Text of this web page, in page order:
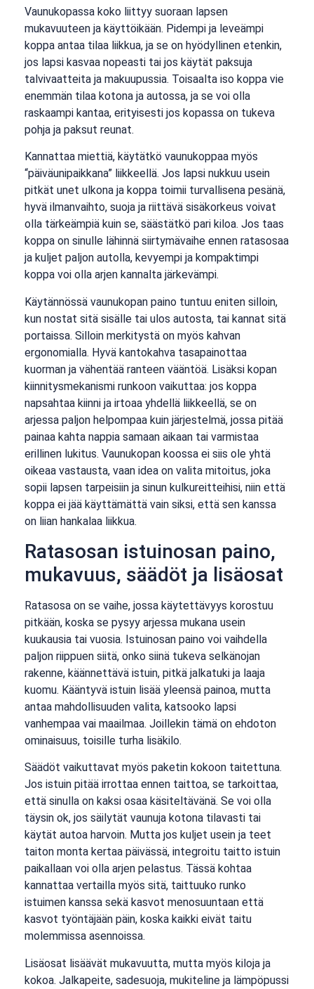
Vaunukopassa koko liittyy suoraan lapsen
mukavuuteen ja käyttöikään. Pidempi ja leveämpi
koppa antaa tilaa liikkua, ja se on hyödyllinen etenkin,
jos lapsi kasvaa nopeasti tai jos käytät paksuja
talvivaatteita ja makuupussia. Toisaalta iso koppa vie
enemmän tilaa kotona ja autossa, ja se voi olla
raskaampi kantaa, erityisesti jos kopassa on tukeva
pohja ja paksut reunat.
Kannattaa miettiä, käytätkö vaunukoppaa myös
“päiväunipaikkana” liikkeellä. Jos lapsi nukkuu usein
pitkät unet ulkona ja koppa toimii turvallisena pesänä,
hyvä ilmanvaihto, suoja ja riittävä sisäkorkeus voivat
olla tärkeämpiä kuin se, säästätkö pari kiloa. Jos taas
koppa on sinulle lähinnä siirtymävaihe ennen ratasosaa
ja kuljet paljon autolla, kevyempi ja kompaktimpi
koppa voi olla arjen kannalta järkevämpi.
Käytännössä vaunukopan paino tuntuu eniten silloin,
kun nostat sitä sisälle tai ulos autosta, tai kannat sitä
portaissa. Silloin merkitystä on myös kahvan
ergonomialla. Hyvä kantokahva tasapainottaa
kuorman ja vähentää ranteen vääntöä. Lisäksi kopan
kiinnitysmekanismi runkoon vaikuttaa: jos koppa
napsahtaa kiinni ja irtoaa yhdellä liikkeellä, se on
arjessa paljon helpompaa kuin järjestelmä, jossa pitää
painaa kahta nappia samaan aikaan tai varmistaa
erillinen lukitus. Vaunukopan koossa ei siis ole yhtä
oikeaa vastausta, vaan idea on valita mitoitus, joka
sopii lapsen tarpeisiin ja sinun kulkureitteihisi, niin että
koppa ei jää käyttämättä vain siksi, että sen kanssa
on liian hankalaa liikkua.
Ratasosan istuinosan paino,
mukavuus, säädöt ja lisäosat
Ratasosa on se vaihe, jossa käytettävyys korostuu
pitkään, koska se pysyy arjessa mukana usein
kuukausia tai vuosia. Istuinosan paino voi vaihdella
paljon riippuen siitä, onko siinä tukeva selkänojan
rakenne, käännettävä istuin, pitkä jalkatuki ja laaja
kuomu. Kääntyvä istuin lisää yleensä painoa, mutta
antaa mahdollisuuden valita, katsooko lapsi
vanhempaa vai maailmaa. Joillekin tämä on ehdoton
ominaisuus, toisille turha lisäkilo.
Säädöt vaikuttavat myös paketin kokoon taitettuna.
Jos istuin pitää irrottaa ennen taittoa, se tarkoittaa,
että sinulla on kaksi osaa käsiteltävänä. Se voi olla
täysin ok, jos säilytät vaunuja kotona tilavasti tai
käytät autoa harvoin. Mutta jos kuljet usein ja teet
taiton monta kertaa päivässä, integroitu taitto istuin
paikallaan voi olla arjen pelastus. Tässä kohtaa
kannattaa vertailla myös sitä, taittuuko runko
istuimen kanssa sekä kasvot menosuuntaan että
kasvot työntäjään päin, koska kaikki eivät taitu
molemmissa asennoissa.
Lisäosat lisäävät mukavuutta, mutta myös kiloja ja
kokoa. Jalkapeite, sadesuoja, mukiteline ja lämpöpussi